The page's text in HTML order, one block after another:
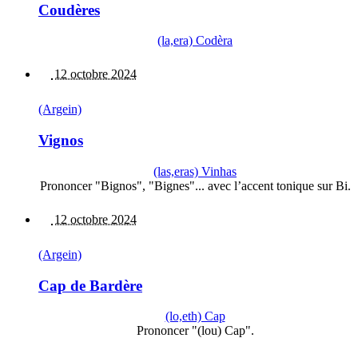
Coudères
(la,era) Codèra
12 octobre 2024
(Argein)
Vignos
(las,eras) Vinhas
Prononcer "Bignos", "Bignes"... avec l’accent tonique sur Bi.
12 octobre 2024
(Argein)
Cap de Bardère
(lo,eth) Cap
Prononcer "(lou) Cap".